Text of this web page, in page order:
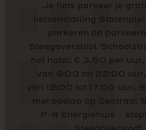
Je fiets parkeer je
fietsenstalling
parkeren op
Steegoversloot/
het hotel: € 3,50 per
van 9:00 tot 22:00 uur,
van 12:00 tot 17:00 uur.
met opstap op Centraal
P+R Energiehuis –
Steegoversloot.